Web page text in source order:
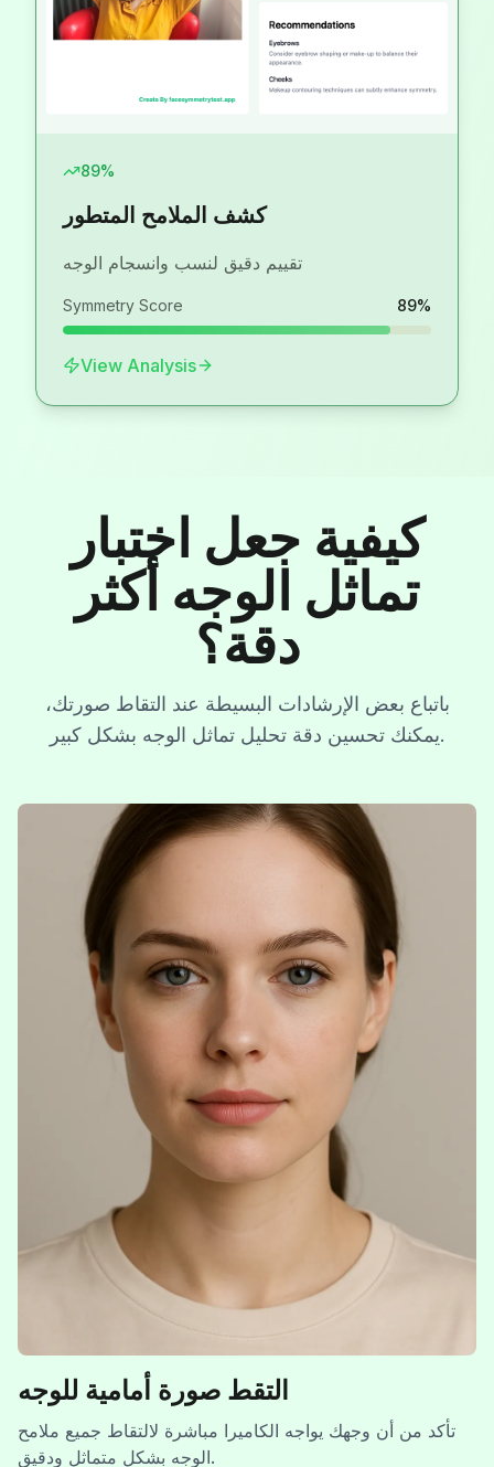
89%
كشف الملامح المتطور
تقييم دقيق لنسب وانسجام الوجه
Symmetry Score 89%
View Analysis
كيفية جعل اختبار
تماثل الوجه أكثر
دقة؟
باتباع بعض الإرشادات البسيطة عند التقاط صورتك،
يمكنك تحسين دقة تحليل تماثل الوجه بشكل كبير.
التقط صورة أمامية للوجه
تأكد من أن وجهك يواجه الكاميرا مباشرة لالتقاط جميع ملامح
الوجه بشكل متماثل ودقيق.